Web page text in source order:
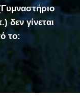
δεν γίνεται
το: